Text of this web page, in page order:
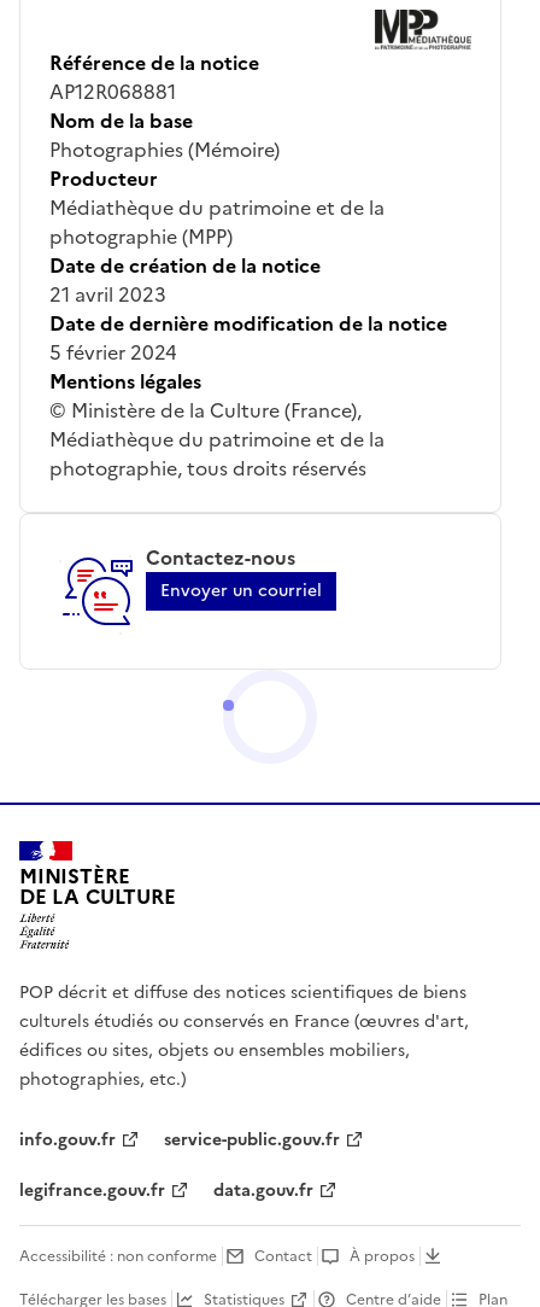
Référence de la notice
AP12R068881
Nom de la base
Photographies (Mémoire)
Producteur
Médiathèque du patrimoine et de la
photographie (MPP)
Date de création de la notice
21 avril 2023
Date de dernière modification de la notice
5 février 2024
Mentions légales
© Ministère de la Culture (France),
Médiathèque du patrimoine et de la
photographie, tous droits réservés
Contactez-nous
Envoyer un courriel
MINISTÈRE
DE LA CULTURE
POP décrit et diffuse des notices scientifiques de biens
culturels étudiés ou conservés en France (œuvres d'art,
édifices ou sites, objets ou ensembles mobiliers,
photographies, etc.)
info.gouv.fr
service-public.gouv.fr
legifrance.gouv.fr
data.gouv.fr
Accessibilité : non conforme Contact
À propos
Télécharger les bases
Statistiques Centre d’aide Plan